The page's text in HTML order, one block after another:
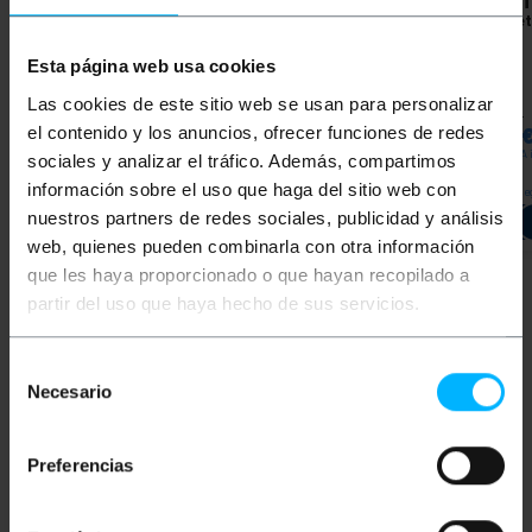
Esta página web usa cookies
Las cookies de este sitio web se usan para personalizar
el contenido y los anuncios, ofrecer funciones de redes
sociales y analizar el tráfico. Además, compartimos
información sobre el uso que haga del sitio web con
nuestros partners de redes sociales, publicidad y análisis
web, quienes pueden combinarla con otra información
que les haya proporcionado o que hayan recopilado a
partir del uso que haya hecho de sus servicios.
Necesario
Preferencias
coassiale TV bianco-
PVP
0,28 €
0,11€
IVA inc.
PVD
0,20€
0,08 €
Consegna immediata
REF:
TT025
Quantità
connettore coassiale
PVP
0,36 €
0,36€IVA inc.
PVD
0,28€
Consegna immediata
REF:
TT023
Quantità
PVP
0,29
€
0,12
Non hai trovato quello che cercavi? Questi